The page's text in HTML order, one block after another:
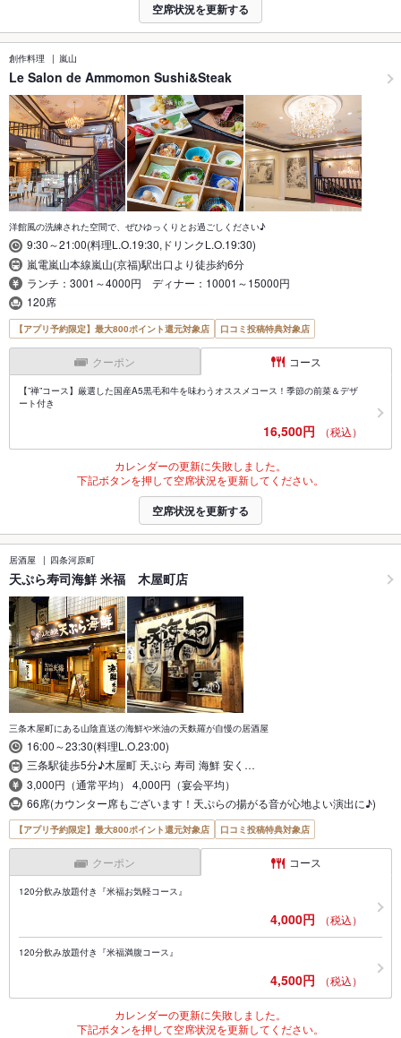
空席状況を更新する
創作料理 嵐山
Le Salon de Ammomon Sushi&Steak
洋館風の洗練された空間で、ぜひゆっくりとお過ごしください♪
9:30～21:00(料理L.O.19:30,ドリンクL.O.19:30)
嵐電嵐山本線嵐山(京福)駅出口より徒歩約6分
ランチ：3001～4000円 ディナー：10001～15000円
120席
【アプリ予約限定】最大800ポイント還元対象店 口コミ投稿特典対象店
クーポン コース
【”禅”コース】厳選した国産A5黒毛和牛を味わうオススメコース！季節の前菜＆デザ
ート付き
16,500円 （税込）
カレンダーの更新に失敗しました。
下記ボタンを押して空席状況を更新してください。
空席状況を更新する
居酒屋 四条河原町
天ぷら寿司海鮮 米福 木屋町店
三条木屋町にある山陰直送の海鮮や米油の天麩羅が自慢の居酒屋
16:00～23:30(料理L.O.23:00)
三条駅徒歩5分♪木屋町 天ぷら 寿司 海鮮 安く…
3,000円（通常平均） 4,000円（宴会平均）
66席(カウンター席もございます！天ぷらの揚がる音が心地よい演出に♪)
【アプリ予約限定】最大800ポイント還元対象店 口コミ投稿特典対象店
クーポン コース
120分飲み放題付き『米福お気軽コース』
4,000円 （税込）
120分飲み放題付き『米福満腹コース』
4,500円 （税込）
カレンダーの更新に失敗しました。
下記ボタンを押して空席状況を更新してください。